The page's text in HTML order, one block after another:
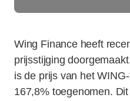
Wing Finance heeft
prijsstijging
is de prijs van het
167,8% toegenomen.